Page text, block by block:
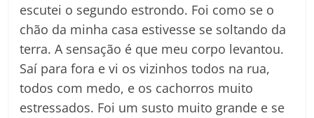
escutei o segundo estrondo. Foi como se o
chão da minha casa estivesse se soltando da
terra. A sensação é que meu corpo levantou.
Saí para fora e vi os vizinhos todos na rua,
todos com medo, e os cachorros muito
estressados. Foi um susto muito grande e se